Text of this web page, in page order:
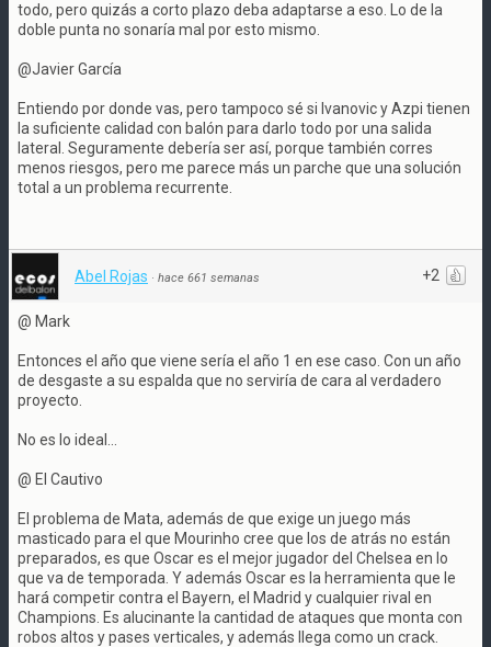
todo, pero quizás a corto plazo deba adaptarse a eso. Lo de la
doble punta no sonaría mal por esto mismo.
@Javier García
Entiendo por donde vas, pero tampoco sé si Ivanovic y Azpi tienen
la suficiente calidad con balón para darlo todo por una salida
lateral. Seguramente debería ser así, porque también corres
menos riesgos, pero me parece más un parche que una solución
total a un problema recurrente.
+2
Abel Rojas · hace 661 semanas
@ Mark
Entonces el año que viene sería el año 1 en ese caso. Con un año
de desgaste a su espalda que no serviría de cara al verdadero
proyecto.
No es lo ideal...
@ El Cautivo
El problema de Mata, además de que exige un juego más
masticado para el que Mourinho cree que los de atrás no están
preparados, es que Oscar es el mejor jugador del Chelsea en lo
que va de temporada. Y además Oscar es la herramienta que le
hará competir contra el Bayern, el Madrid y cualquier rival en
Champions. Es alucinante la cantidad de ataques que monta con
robos altos y pases verticales, y además llega como un crack.